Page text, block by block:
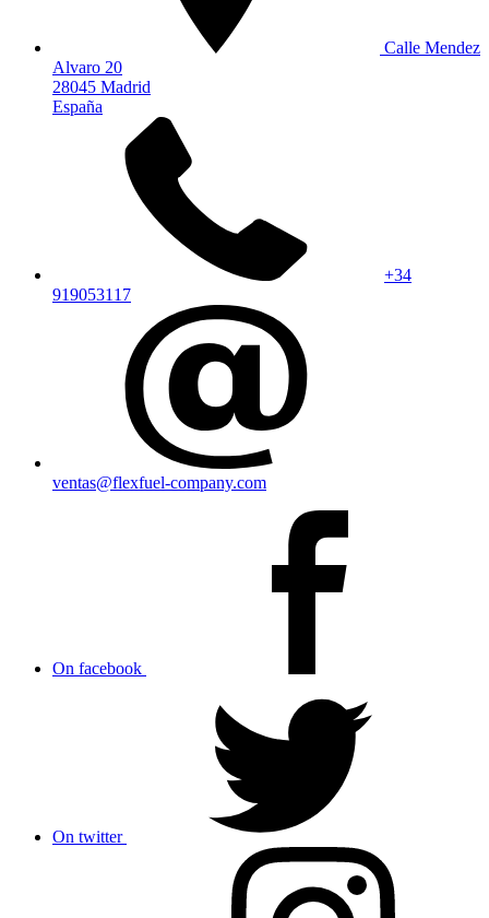
Calle Mendez
Alvaro 20
28045 Madrid
España
+34
919053117
ventas@flexfuel-company.com
On facebook
On twitter